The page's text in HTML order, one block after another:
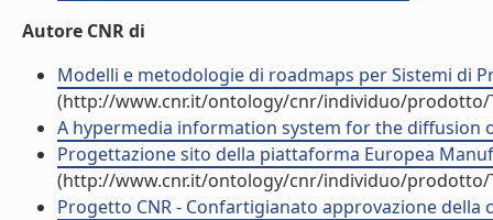
Autore CNR di
Modelli e metodologie di roadmaps per Sistemi di
(http://www.cnr.it/ontology/cnr/individuo/prodotto/
A hypermedia information system for the diffusion
Progettazione sito della piattaforma Europea
(http://www.cnr.it/ontology/cnr/individuo/prodotto/
Progetto CNR - Confartigianato approvazione